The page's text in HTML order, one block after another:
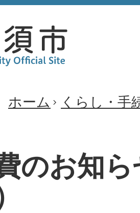
ホーム くらし・手
のお知